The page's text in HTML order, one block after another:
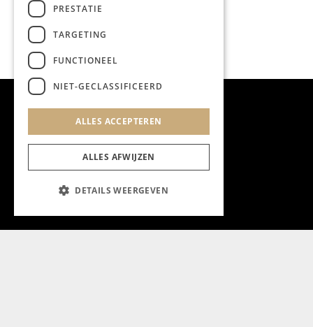
PRESTATIE
TARGETING
FUNCTIONEEL
NIET-GECLASSIFICEERD
ALLES ACCEPTEREN
ALLES AFWIJZEN
DETAILS WEERGEVEN